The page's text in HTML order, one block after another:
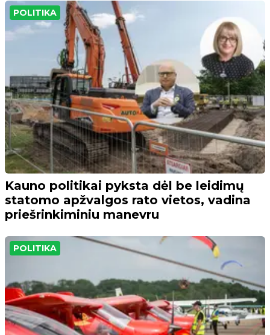
POLITIKA
Kauno politikai pyksta dėl be leidimų
statomo apžvalgos rato vietos, vadina
priešrinkiminiu manevru
POLITIKA